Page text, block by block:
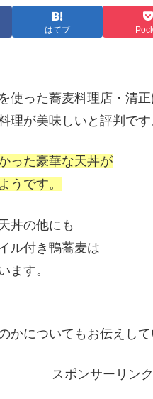
はてブ
使った蕎麦料理店・清正
理が美味しいと評判です
った豪華な天丼が
うです。
丼の他にも
ル付き鴨蕎麦は
ます。
かについてもお伝えして
スポンサーリンク